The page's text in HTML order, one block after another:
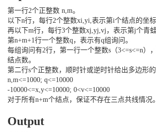
第一行2个正整数 n,m。
以下n行，每行2个整数xi,yi,表示第i个结点的坐标
再以下m行，每行3个整数xj,yj,vj，表示第j个青
第n+m+1行一个整数q，表示有q组询问。
每组询问有2行，第一行一个整数s（3<=s<=n）
结点数。
第二行s个正整数，顺时针或逆时针给出多边形
n,m<=1000; q<=10000
-10000<=x,y<=10000; 0<v<=10000
对于所有n+m个结点，保证不存在三点共线情况。
Output